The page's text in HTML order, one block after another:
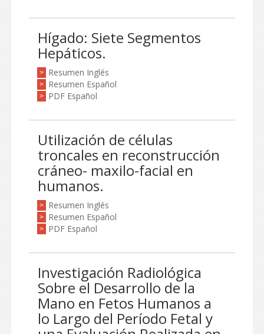
Hígado: Siete Segmentos
Hepáticos.
> Resumen Inglés
> Resumen Español
> PDF Español
Utilización de células
troncales en reconstrucción
cráneo- maxilo-facial en
humanos.
> Resumen Inglés
> Resumen Español
> PDF Español
Investigación Radiológica
Sobre el Desarrollo de la
Mano en Fetos Humanos a
lo Largo del Período Fetal y